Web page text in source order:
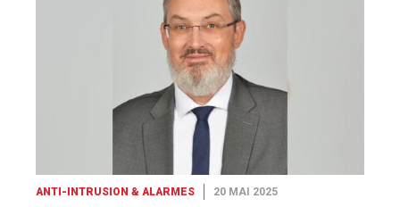
ANTI-INTRUSION & ALARMES 20 MAI 2025